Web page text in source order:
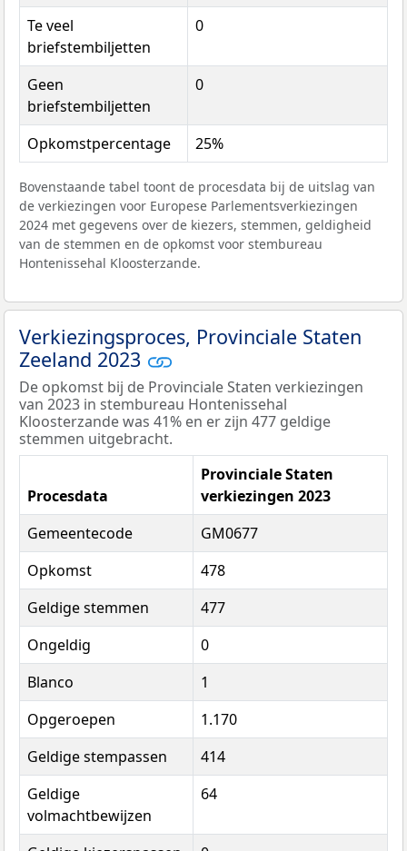
Te veel
briefstembiljetten
0
Geen
briefstembiljetten
0
Opkomstpercentage 25%
Bovenstaande tabel toont de procesdata bij de uitslag van
de verkiezingen voor Europese Parlementsverkiezingen
2024 met gegevens over de kiezers, stemmen, geldigheid
van de stemmen en de opkomst voor stembureau
Hontenissehal Kloosterzande.
Verkiezingsproces, Provinciale Staten
Zeeland 2023
De opkomst bij de Provinciale Staten verkiezingen
van 2023 in stembureau Hontenissehal
Kloosterzande was 41% en er zijn 477 geldige
stemmen uitgebracht.
Procesdata
Provinciale Staten
verkiezingen 2023
Gemeentecode
GM0677
Opkomst
478
Geldige stemmen
477
Ongeldig
0
Blanco
1
Opgeroepen
1.170
Geldige stempassen
414
Geldige
volmachtbewijzen
64